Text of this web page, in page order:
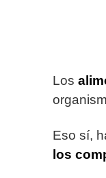
Los
Eso sí,
los